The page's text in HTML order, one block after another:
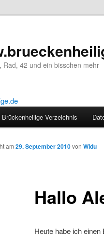
Rad, 42 und ein bisschen mehr
wechseln
Brückenheilige Verzeichnis
Hallo
am 29. September 2010von Widu
Heute habe ich einen